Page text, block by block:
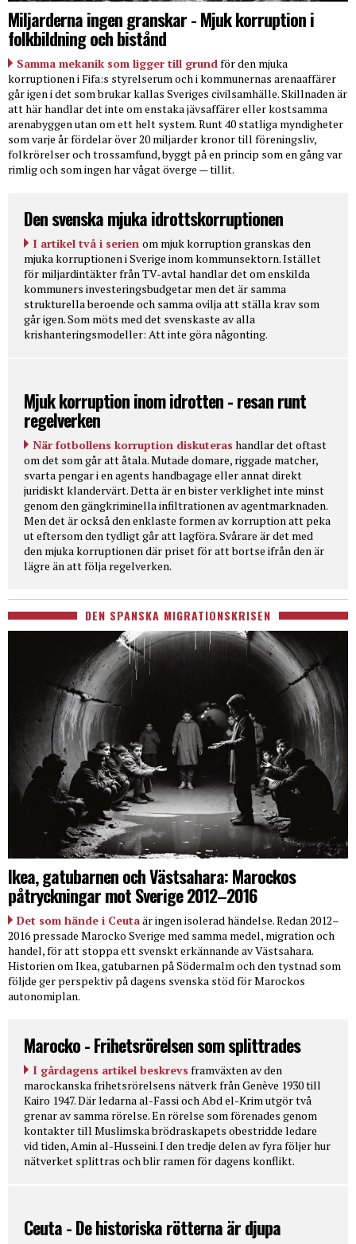
Miljarderna ingen granskar - Mjuk korruption i
folkbildning och bistånd
Samma mekanik som ligger till grundför den mjuka
korruptionen i Fifa:s styrelserum och i kommunernas arenaaffärer
går igen i det som brukar kallas Sveriges civilsamhälle. Skillnaden är
att här handlar det inte om enstaka jävsaffärer eller kostsamma
arenabyggen utan om ett helt system. Runt 40 statliga myndigheter
som varje år fördelar över 20 miljarder kronor till föreningsliv,
folkrörelser och trossamfund, byggt på en princip som en gång var
rimlig och som ingen har vågat överge — tillit.
Den svenska mjuka idrottskorruptionen
I artikel två i serien om mjuk korruption granskas den
mjuka korruptionen i Sverige inom kommunsektorn. Istället
för miljardintäkter från TV-avtal handlar det om enskilda
kommuners investeringsbudgetar men det är samma
strukturella beroende och samma ovilja att ställa krav som
går igen. Som möts med det svenskaste av alla
krishanteringsmodeller: Att inte göra någonting.
Mjuk korruption inom idrotten - resan runt
regelverken
När fotbollens korruption diskuteras handlar det oftast
om det som går att åtala. Mutade domare, riggade matcher,
svarta pengar i en agents handbagage eller annat direkt
juridiskt klandervärt. Detta är en bister verklighet inte minst
genom den gängkriminella infiltrationen av agentmarknaden.
Men det är också den enklaste formen av korruption att peka
ut eftersom den tydligt går att lagföra. Svårare är det med
den mjuka korruptionen där priset för att bortse ifrån den är
lägre än att följa regelverken.
DEN SPANSKA MIGRATIONSKRISEN
Ikea, gatubarnen och Västsahara: Marockos
påtryckningar mot Sverige 2012–2016
Det som hände i Ceutaär ingen isolerad händelse. Redan 2012–
2016 pressade Marocko Sverige med samma medel, migration och
handel, för att stoppa ett svenskt erkännande av Västsahara.
Historien om Ikea, gatubarnen på Södermalm och den tystnad som
följde ger perspektiv på dagens svenska stöd för Marockos
autonomiplan.
Marocko - Frihetsrörelsen som splittrades
I gårdagens artikel beskrevs framväxten av den
marockanska frihetsrörelsens nätverk från Genève 1930 till
Kairo 1947. Där ledarna al-Fassi och Abd el-Krim utgör två
grenar av samma rörelse. En rörelse som förenades genom
kontakter till Muslimska brödraskapets obestridde ledare
vid tiden, Amin al-Husseini. I den tredje delen av fyra följer hur
nätverket splittras och blir ramen för dagens konflikt.
Ceuta - De historiska rötterna är djupa